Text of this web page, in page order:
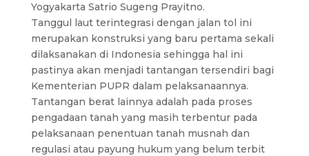
Yogyakarta Satrio Sugeng Prayitno.
Tanggul laut terintegrasi dengan jalan tol ini
merupakan konstruksi yang baru pertama sekali
dilaksanakan di Indonesia sehingga hal ini
pastinya akan menjadi tantangan tersendiri bagi
Kementerian PUPR dalam pelaksanaannya.
Tantangan berat lainnya adalah pada proses
pengadaan tanah yang masih terbentur pada
pelaksanaan penentuan tanah musnah dan
regulasi atau payung hukum yang belum terbit